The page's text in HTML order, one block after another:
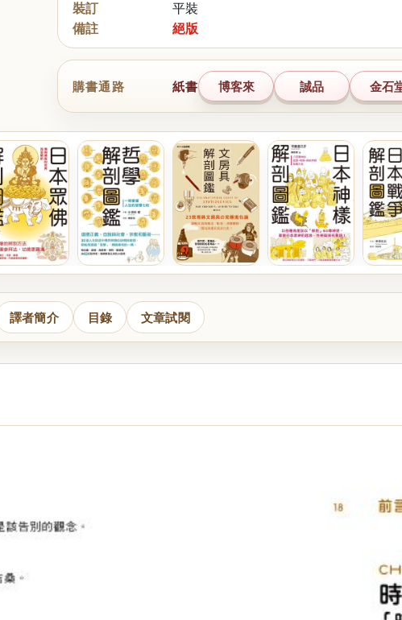
裝訂
平裝
備註
絕版
購書通路 紙書 博客來 誠品 金石
譯者簡介 目錄 文章試閱